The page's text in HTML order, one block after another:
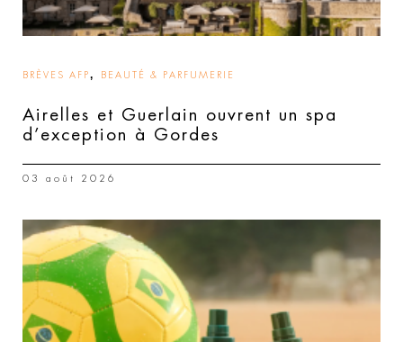
BRÈVES AFP, BEAUTÉ & PARFUMERIE
Airelles et Guerlain ouvrent un spa
d’exception à Gordes
03 août 2026